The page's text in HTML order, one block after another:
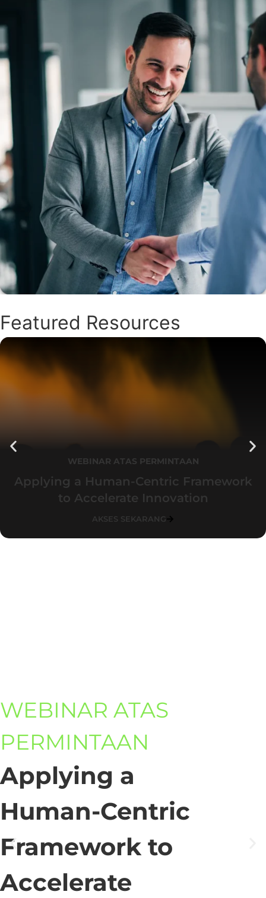
Featured Resources
WEBINAR ATAS PERMINTAAN
Applying a Human-Centric Framework
to Accelerate Innovation
AKSES SEKARANG
WEBINAR ATAS
PERMINTAAN
Applying a
Human-Centric
Framework to
Accelerate